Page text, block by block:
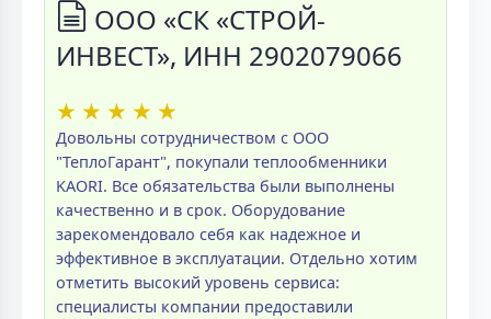
ООО «СК «СТРОЙ-
ИНВЕСТ», ИНН 2902079066
★ ★ ★ ★ ★
Довольны сотрудничеством с ООО
"ТеплоГарант", покупали теплообменники
KAORI. Все обязательства были выполнены
качественно и в срок. Оборудование
зарекомендовало себя как надежное и
эффективное в эксплуатации. Отдельно хотим
отметить высокий уровень сервиса:
специалисты компании предоставили